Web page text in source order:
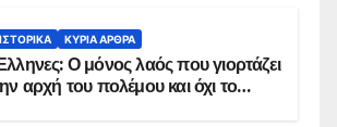
ΙΣΤΟΡΙΚΆ ΚΥΡΙΑ ΑΡΘΡΑ
Ο μόνος λαός που γιορτάζει
αρχή του πολέμου και όχι το